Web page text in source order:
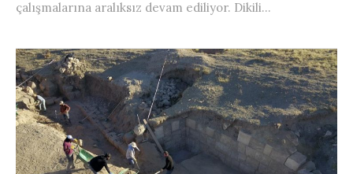
çalışmalarına aralıksız devam ediliyor. Dikili...